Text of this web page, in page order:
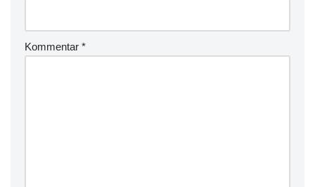
Kommentar *